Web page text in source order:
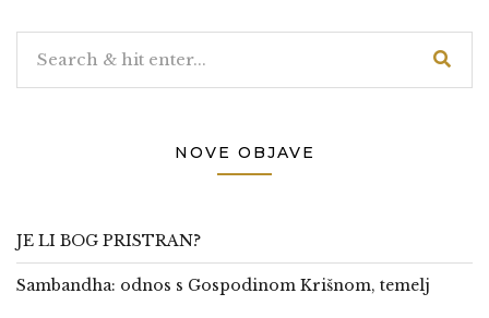
NOVE OBJAVE
JE LI BOG PRISTRAN?
Sambandha: odnos s Gospodinom Krišnom, temelj